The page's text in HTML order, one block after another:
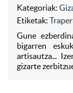
Kategoriak:
Etiketak:
Gune
bigarren
artisautza...
gizarte